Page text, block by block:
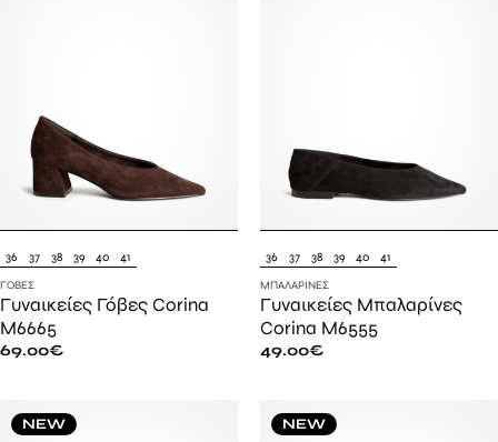
36 37 38 39 40 41
ΓΌΒΕΣ
Γυναικείες Γόβες Corina
M6665
69.00€
36 37 38 39 40 41
ΜΠΑΛΑΡΊΝΕΣ
Γυναικείες Μπαλαρίνες
Corina M6555
49.00€
NEW NEW